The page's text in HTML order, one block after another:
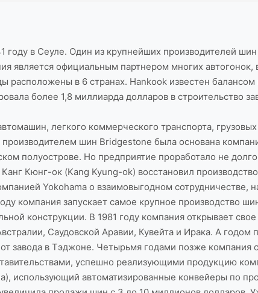
в Сеуле. Один из крупнейших производителей
является официальным партнером многих
расположены в 6 странах. Hankook известен
более 1,8 миллиарда долларов в строительство
легкого коммерческого транспорта,
шин Bridgestone была основана
полуострове. Но предприятие проработало не
Кюнг-ок (Kang Kyung-ok) восстановил
Yokohama о взаимовыгодном сотрудничестве,
компания запускает самое крупное производство
конструкции. В 1981 году компания открывает
Саудовской Аравии, Кувейта и Ирака. А годом
завода в Тэджоне. Четырьмя годами позже компания
успешно реализующими продукцию
использующий автоматизированные конвейеры по